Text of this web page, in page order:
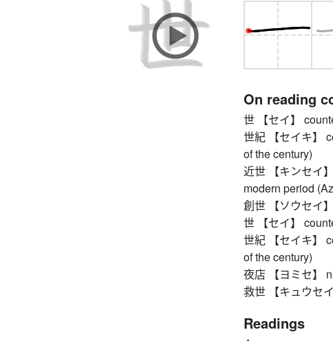
On reading
世 【セイ】
世紀 【セイキ】
of the century)
近世 【キンセイ
modern period
創世 【ソウセイ
世 【セイ】
世紀 【セイキ】
of the century)
夜店 【ヨミセ】
救世 【キュウセ
Readings